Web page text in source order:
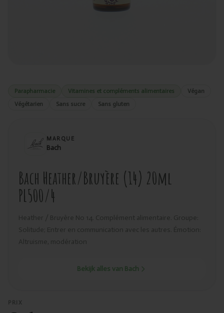
Parapharmacie Vitamines et compléments alimentaires
Végan
Végétarien
Sans sucre Sans gluten
MARQUE
Bach
Bach Heather/Bruyère (14) 20ml
PL500/4
Heather / Bruyère No 14. Complément alimentaire. Groupe:
Solitude; Entrer en communication avec les autres. Émotion:
Altruisme, modération
Bekijk alles van Bach
PRIX